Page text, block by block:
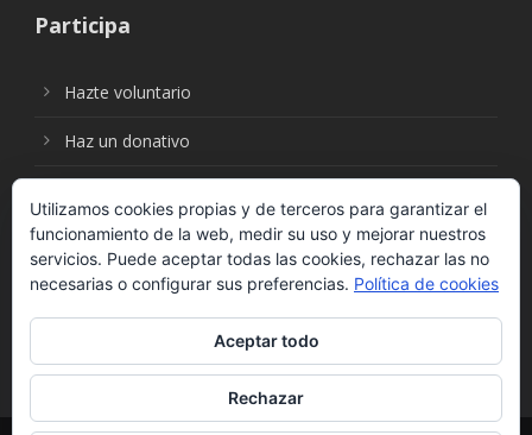
Participa
Hazte voluntario
Haz un donativo
Síguenos en:
Utilizamos cookies propias y de terceros para garantizar el
funcionamiento de la web, medir su uso y mejorar nuestros
servicios. Puede aceptar todas las cookies, rechazar las no
necesarias o configurar sus preferencias. Política de cookies
Aceptar todo
Rechazar